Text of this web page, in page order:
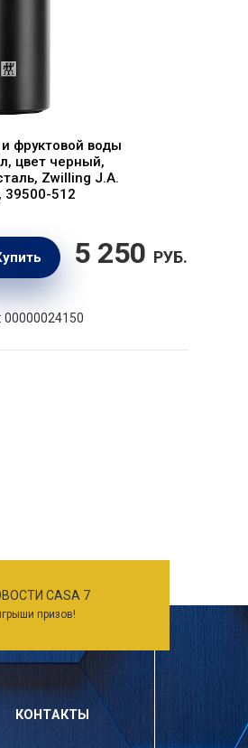
фруктовой воды
цвет черный,
Zwilling J.A.
39500-512
5 250 РУБ.
00000024150
CASA 7
призов!
КОНТАКТЫ